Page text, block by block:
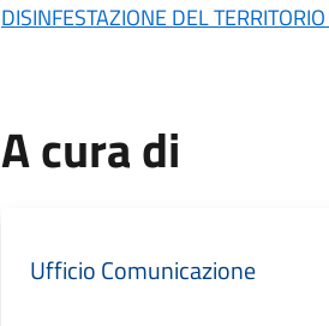
DISINFESTAZIONE DEL
A cura di
Ufficio Comunicazione